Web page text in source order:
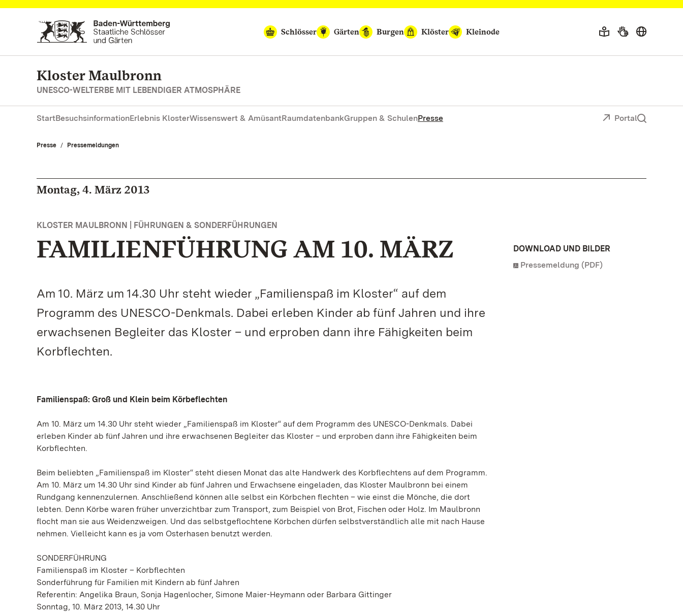
Zum Hauptinhalt springen
Schlösser
Gärten Burgen Klöster Kleinode
Kloster Maulbronn
UNESCO-WELTERBE MIT LEBENDIGER ATMOSPHÄRE
StartBesuchsinformationErlebnis KlosterWissenswert & AmüsantRaumdatenbankGruppen & SchulenPresse Portal
Presse Pressemeldungen
Montag, 4. März 2013
KLOSTER MAULBRONN | FÜHRUNGEN & SONDERFÜHRUNGEN
FAMILIENFÜHRUNG AM 10. MÄRZ
Am 10. März um 14.30 Uhr steht wieder „Familienspaß im Kloster“ auf dem
Programm des UNESCO-Denkmals. Dabei erleben Kinder ab fünf Jahren und ihre
erwachsenen Begleiter das Kloster – und erproben dann ihre Fähigkeiten beim
Korbflechten.
Familienspaß: Groß und Klein beim Körbeflechten
Am 10. März um 14.30 Uhr steht wieder „Familienspaß im Kloster“ auf dem Programm des UNESCO-Denkmals. Dabei
erleben Kinder ab fünf Jahren und ihre erwachsenen Begleiter das Kloster – und erproben dann ihre Fähigkeiten beim
Korbflechten.
Beim beliebten „Familienspaß im Kloster“ steht diesen Monat das alte Handwerk des Korbflechtens auf dem Programm.
Am 10. März um 14.30 Uhr sind Kinder ab fünf Jahren und Erwachsene eingeladen, das Kloster Maulbronn bei einem
Rundgang kennenzulernen. Anschließend können alle selbst ein Körbchen flechten – wie einst die Mönche, die dort
lebten. Denn Körbe waren früher unverzichtbar zum Transport, zum Beispiel von Brot, Fischen oder Holz. Im Maulbronn
flocht man sie aus Weidenzweigen. Und das selbstgeflochtene Körbchen dürfen selbstverständlich alle mit nach Hause
nehmen. Vielleicht kann es ja vom Osterhasen benutzt werden.
SONDERFÜHRUNG
Familienspaß im Kloster – Korbflechten
Sonderführung für Familien mit Kindern ab fünf Jahren
Referentin: Angelika Braun, Sonja Hagenlocher, Simone Maier-Heymann oder Barbara Gittinger
Sonntag, 10. März 2013, 14.30 Uhr
DOWNLOAD UND BILDER
Pressemeldung (PDF)